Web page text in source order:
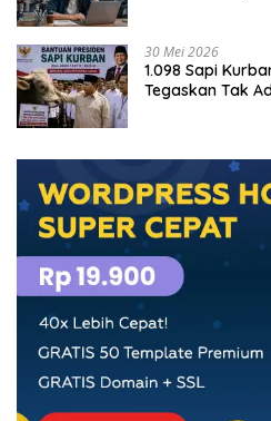
30 Mei 2026
1.098 Sapi
Tegaskan Tak